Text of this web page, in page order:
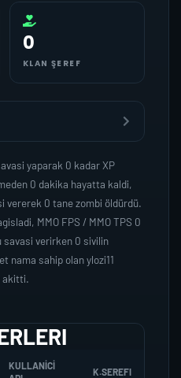
0
KLAN ŞEREF
yaparak 0 kadar XP
0 dakika hayatta kaldi,
vererek 0 tane zombi öldürdü.
MMO FPS / MMO TPS 0
savasi verirken 0 sivilin
nama sahip olan ylozi11
akitti.
KULLANICI
K.SEREFI